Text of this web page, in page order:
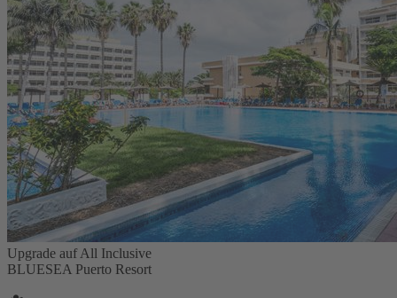
Upgrade auf All Inclusive
BLUESEA Puerto Resort